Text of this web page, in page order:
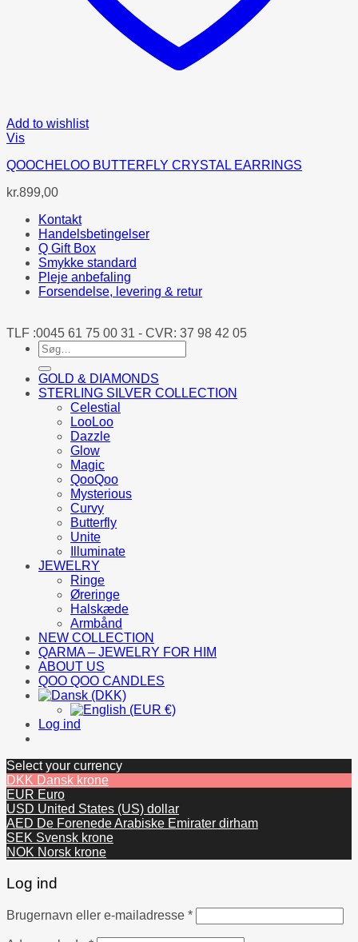
Add to wishlist
Vis
QOOCHELOO BUTTERFLY CRYSTAL EARRINGS
kr.899,00
Kontakt
Handelsbetingelser
Q Gift Box
Smykke standard
Pleje anbefaling
Forsendelse, levering & retur
TLF :0045 61 75 00 31 - CVR: 37 98 42 05
Søg
efter:
GOLD & DIAMONDS
STERLING SILVER COLLECTION
Celestial
LooLoo
Dazzle
Glow
Magic
QooQoo
Mysterious
Curvy
Butterfly
Unite
Illuminate
JEWELRY
Ringe
Øreringe
Halskæde
Armbånd
NEW COLLECTION
QARMA – JEWELRY FOR HIM
ABOUT US
QOO QOO CANDLES
Log ind
Select your currency
DKK Dansk krone
EUR Euro
USD United States (US) dollar
AED De Forenede Arabiske Emirater dirham
SEK Svensk krone
NOK Norsk krone
Log ind
Brugernavn eller e-mailadresse *Påkrævet